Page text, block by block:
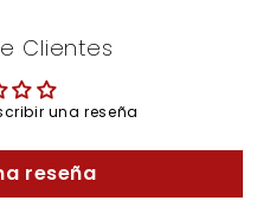
Clientes
una reseña
reseña